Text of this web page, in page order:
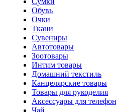
Обувь
Очки
Ткани
Сувениры
Автотовары
Зоотовары
Интим товары
Домашний текстиль
Канцелярские товары
Товары для рукоделия
Аксессуары для
Чай